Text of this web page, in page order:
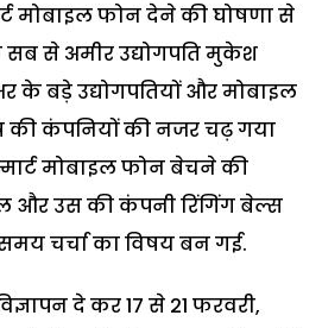
मोबाइल फोन देने की घोषणा से
से अमीर उद्योगपति मुकेश
के बड़े उद्योगपतियों और मोबाइल
की कंपनियों की नजर चढ़ गया
मोबाइल फोन बेचने की
और उस की कंपनी रिंगिंग बेल्स
चर्चा का विषय बन गई.
दे कर 17 से 21 फरवरी,